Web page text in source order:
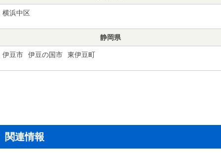
横浜中区
静岡県
伊豆市 伊豆の国市 東伊豆町
関連情報